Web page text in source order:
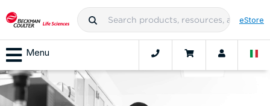
eStore
Menu